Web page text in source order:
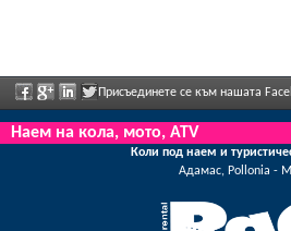
Присъединете се към нашата
персонала, моля, изпратете ни обратна
рекламираните отстъпки и предложения.
Наем на кола, мото, ATV
Коли под наем и
Адамас, Pollonia -